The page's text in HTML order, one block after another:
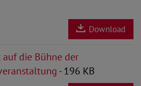
Download
auf die Bühne der
- 196 KB